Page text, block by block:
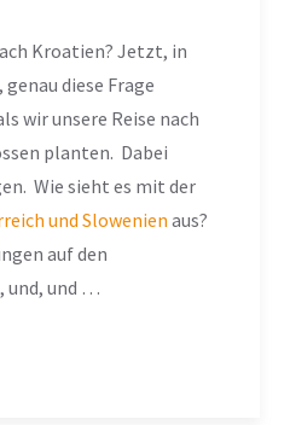
Kroatien? Jetzt, in
diese Frage
wir unsere Reise nach
planten. Dabei
Wie sieht es mit der
und Slowenien aus?
auf den
und, und …